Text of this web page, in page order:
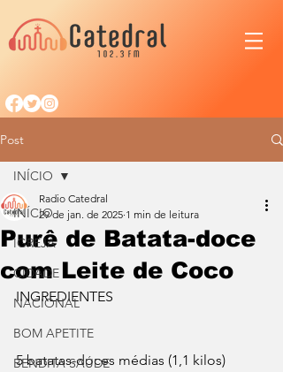
Post
INÍCIO
IGREJA
CIDADE
NACIONAL
BOM APETITE
BENDITA SAÚDE
INÍCIO
Purê de Batata-doce
com Leite de Coco
Radio Catedral
29 de jan. de 2025 1 min de leitura
INGREDIENTES
5 batatas-doces médias (1,1 kilos)